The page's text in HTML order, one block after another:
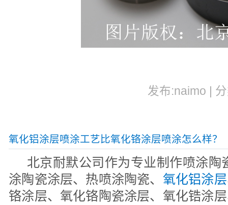
发布:naimo |
氧化铝涂层喷涂工艺比氧化铬涂层喷涂怎么样？
北京耐默公司作为专业制作喷涂陶
涂陶瓷涂层、热喷涂陶瓷、 氧化铝涂层
铬涂层、氧化铬陶瓷涂层、氧化锆涂